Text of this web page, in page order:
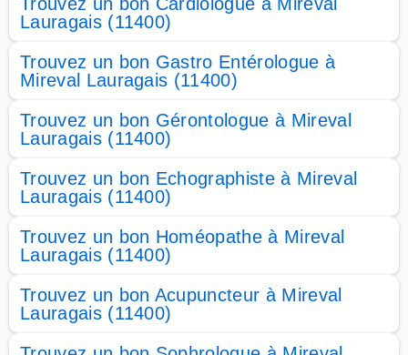
Lauragais (11400)
Trouvez un bon Gastro Entérologue à
Mireval Lauragais (11400)
Trouvez un bon Gérontologue à Mireval
Lauragais (11400)
Trouvez un bon Echographiste à Mireval
Lauragais (11400)
Trouvez un bon Homéopathe à Mireval
Lauragais (11400)
Trouvez un bon Acupuncteur à Mireval
Lauragais (11400)